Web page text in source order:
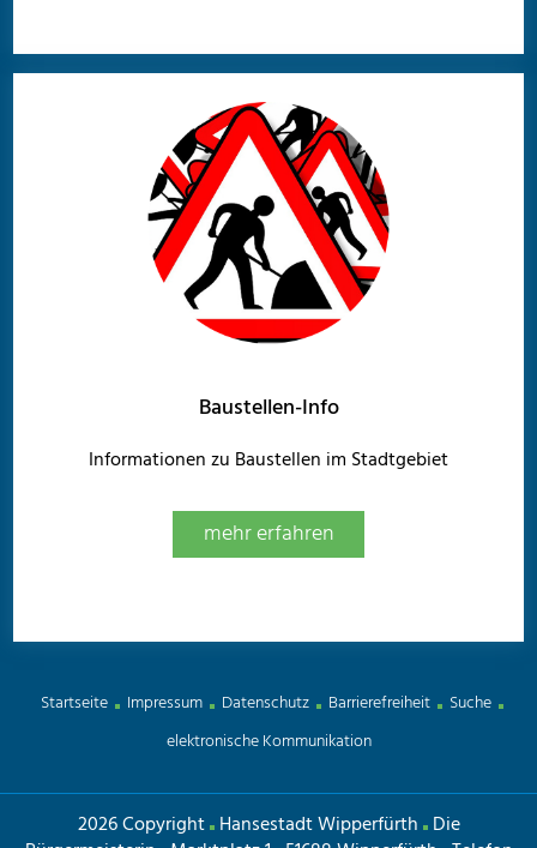
Baustellen-Info
Informationen zu Baustellen im Stadtgebiet
mehr erfahren
Startseite Impressum Datenschutz Barrierefreiheit
Suche
elektronische Kommunikation
2026 Copyright Hansestadt Wipperfürth Die